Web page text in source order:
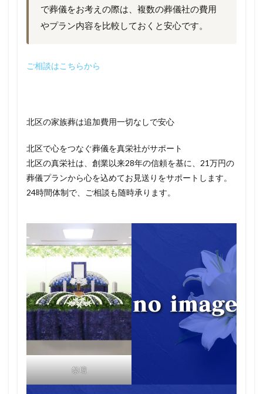
で葬儀をお考えの際は、複数の葬儀社の費用
やプラン内容を比較しておくと安心です。
ご相談はこちらから
北区の家族葬は追加費用一切なしで安心
北区で心をつなぐ葬儀を真栄社がサポート
北区の真栄社は、創業以来28年の信頼を基に、21万円の
葬儀プランから心を込めてお見送りをサポートします。
24時間体制で、ご相談も随時承ります。
祭壇